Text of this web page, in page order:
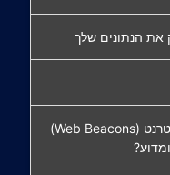
את הנתונים שלך
באיזה סוג של Cookies, משואות אינטרנט (Web Beacons)